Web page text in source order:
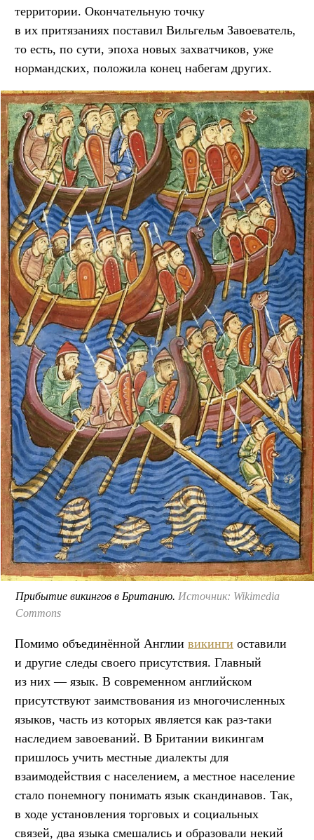
территории. Окончательную точку
в их притязаниях поставил Вильгельм Завоеватель,
то есть, по сути, эпоха новых захватчиков, уже
нормандских, положила конец набегам других.
Прибытие викингов в Британию. Источник: Wikimedia
Commons
Помимо объединённой Англии викинги оставили
и другие следы своего присутствия. Главный
из них — язык. В современном английском
присутствуют заимствования из многочисленных
языков, часть из которых является как раз-таки
наследием завоеваний. В Британии викингам
пришлось учить местные диалекты для
взаимодействия с населением, а местное население
стало понемногу понимать язык скандинавов. Так,
в ходе установления торговых и социальных
связей, два языка смешались и образовали некий